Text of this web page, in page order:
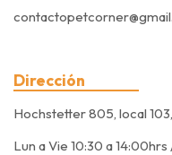
Dirección
Hochstetter 805, local
Lun a Vie 10:30 a